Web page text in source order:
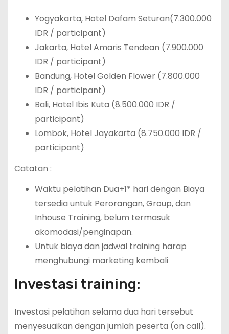
Yogyakarta, Hotel Dafam Seturan(7.300.000
IDR / participant)
Jakarta, Hotel Amaris Tendean (7.900.000
IDR / participant)
Bandung, Hotel Golden Flower (7.800.000
IDR / participant)
Bali, Hotel Ibis Kuta (8.500.000 IDR /
participant)
Lombok, Hotel Jayakarta (8.750.000 IDR /
participant)
Catatan :
Waktu pelatihan Dua+1* hari dengan Biaya
tersedia untuk Perorangan, Group, dan
Inhouse Training, belum termasuk
akomodasi/penginapan.
Untuk biaya dan jadwal training harap
menghubungi marketing kembali
Investasi training:
Investasi pelatihan selama dua hari tersebut
menyesuaikan dengan jumlah peserta (on call).